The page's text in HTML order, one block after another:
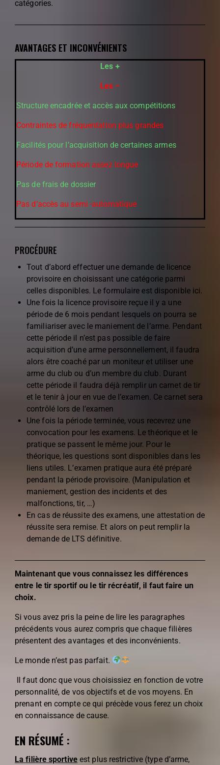
catégories.
AVANTAGES ET INCONVÉNIENTS
Les +
Les –
Structure encadrée et accès aux compétitions
Contraintes de fréquentation plus grandes
Facilités pour l’acquisition de certaines armes
Période de formation assez longue
Pas de frais de dossier
Pas d’accès au semi -automatique
PROCÉDURE
Tout d’abord effectuer une demande de licence
provisoire en choisissant une catégorie parmi
celles disponibles. Le formulaire est disponible ici.
Une fois la licence provisoire reçue il y a une
période de 6 mois pendant lesquels on pourra se
familiariser avec le maniement de l’arme. Pendant
cette période il n’est pas possible de faire
acquisition d’une arme personnellement, il faudra
alors être coaché par un moniteur et utiliser une
arme du club ou d’un membre du club. Durant
cette période il faudra déjà remplir un carnet de tir
et le tenir à jour en vue de l’examen. Ce carnet sera
contrôlé lors de l’examen
Une fois la période terminée, vous recevrez une
convocation pour les examens. Le théorique et le
pratique se passent le même jour. Pour le
théorique, les questions sont disponibles dans les
liens utiles. L’examen pratique aura été préparé
pendant la période provisoire. (Manipulation et
maniement, gestion des incidents et des
malfonctions, tir, …)
En cas de réussite des examens, une attestation de
réussite sera remise. Et alors on peut remplir la
demande de LTS définitive.
Maintenant que vous connaissez les différences
entre le tir sportif ou le tir récréatif, il faut faire un
choix.
Si vous avez pris la peine de lire les paragraphes
précédents vous aurez compris que chaque filières
présentent des avantages et des inconvénients.
Le monde n’est pas parfait.
Il faut donc que vous choisissiez en fonction de votre
personnalité, de vos objectifs et de vos moyens. En
prenant en compte ce qui précède vous ferez un choix
en connaissance de cause.
EN RÉSUMÉ :
La filière sportiveest plus restrictive (type d’arme,